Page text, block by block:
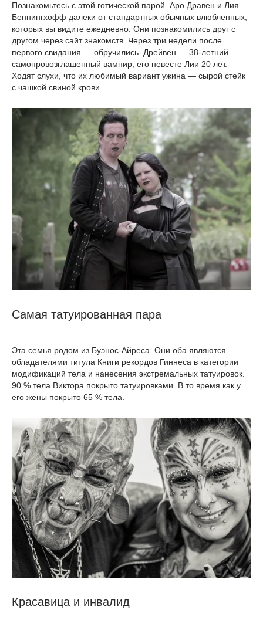
Познакомьтесь с этой готической парой. Аро Дравен и Лия
Беннингхофф далеки от стандартных обычных влюбленных,
которых вы видите ежедневно. Они познакомились друг с
другом через сайт знакомств. Через три недели после
первого свидания — обручились. Дрейвен — 38-летний
самопровозглашенный вампир, его невесте Лии 20 лет.
Ходят слухи, что их любимый вариант ужина — сырой стейк
с чашкой свиной крови.
Самая татуированная пара
Эта семья родом из Буэнос-Айреса. Они оба являются
обладателями титула Книги рекордов Гиннеса в категории
модификаций тела и нанесения экстремальных татуировок.
90 % тела Виктора покрыто татуировками. В то время как у
его жены покрыто 65 % тела.
Красавица и инвалид